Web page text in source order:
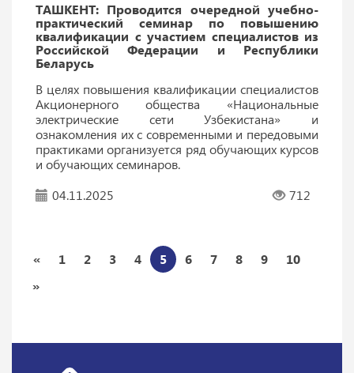
ТАШКЕНТ: Проводится очередной учебно-
практический семинар по повышению
квалификации с участием специалистов из
Российской Федерации и Республики
Беларусь
В целях повышения квалификации специалистов
Акционерного общества «Национальные
электрические сети Узбекистана» и
ознакомления их с современными и передовыми
практиками организуется ряд обучающих курсов
и обучающих семинаров.
04.11.2025
712
« 1 2 3 4 5 6 7 8 9
10
»